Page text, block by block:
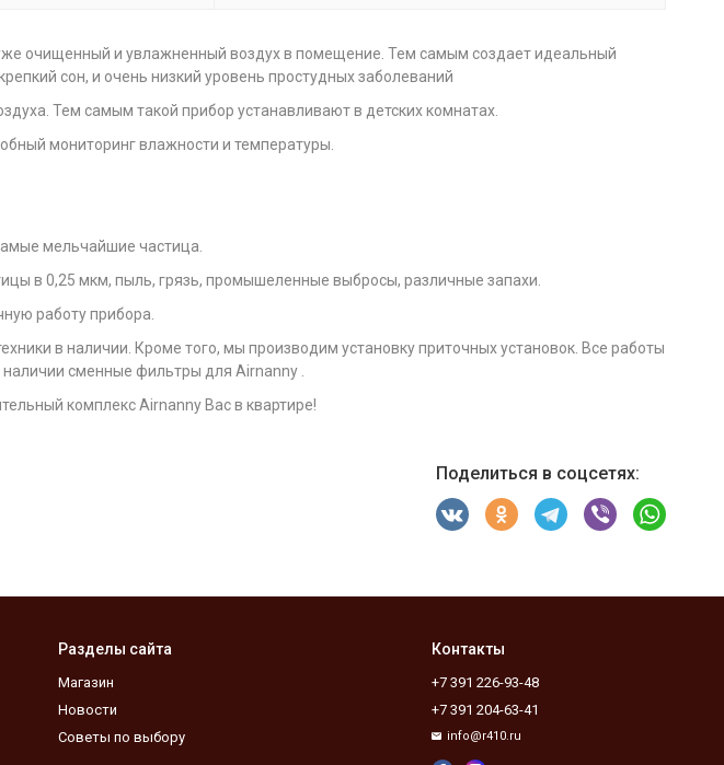
очищенный и увлажненный воздух в помещение. Тем самым создает идеальный
сон, и очень низкий уровень простудных заболеваний
Тем самым такой прибор устанавливают в детских комнатах.
мониторинг влажности и температуры.
мельчайшие частица.
в 0,25 мкм, пыль, грязь, промышеленные выбросы, различные запахи.
работу прибора.
в наличии. Кроме того, мы производим установку приточных установок. Все работы
сменные фильтры для Airnanny .
комплекс Airnannу Вас в квартире!
Поделиться в соцсетях:
Разделы сайта
Магазин
Новости
Советы по выбору
Контакты
+7 391 226-93-48
+7 391 204-63-41
info@r410.ru